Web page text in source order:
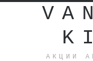
АКЦИИ